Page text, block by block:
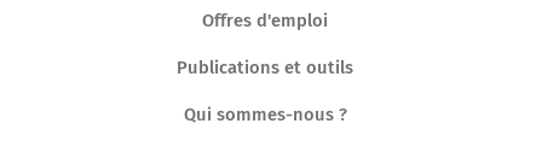
Offres d'emploi
Publications et outils
Qui sommes-nous ?